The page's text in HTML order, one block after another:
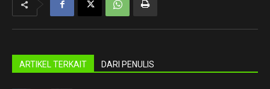
ARTIKEL TERKAIT DARI PENULIS